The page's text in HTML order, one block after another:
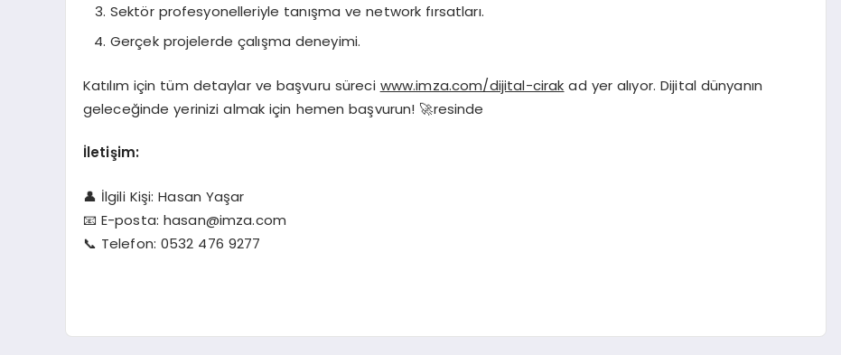
Sektör profesyonelleriyle tanışma ve network fırsatları.
Gerçek projelerde çalışma deneyimi.
Katılım için tüm detaylar ve başvuru süreci www.imza.com/dijital-cirak ad yer alıyor. Dijital dünyanın
geleceğinde yerinizi almak için hemen başvurun! 🚀resinde
İletişim:
👤 İlgili Kişi: Hasan Yaşar
📧 E-posta: hasan@imza.com
📞 Telefon: 0532 476 9277